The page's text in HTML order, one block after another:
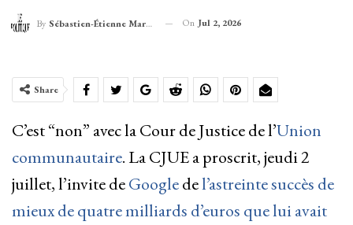
By Sébastien-Étienne Marechal On Jul 2, 2026
Share
C’est “non” avec la Cour de Justice de l’Union
communautaire. La CJUE a proscrit, jeudi 2
juillet, l’invite deGoogledel’astreinte succès de
mieux de quatre milliards d’euros que lui avait